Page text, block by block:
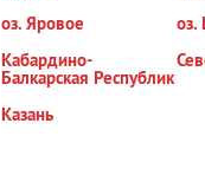
оз. Яровое
оз.
Кабардино-
Балкарская Республик
Казань